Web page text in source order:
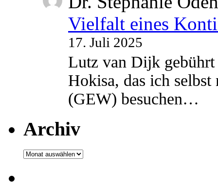
Vielfalt eines
17. Juli 2025
Lutz van Dijk
Hokisa, das ich
(GEW) besuchen…
Archiv
Archiv